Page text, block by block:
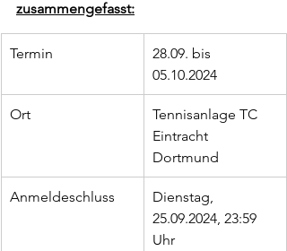
zusammengefasst:
Termin
28.09. bis
05.10.2024
Ort
Tennisanlage TC
Eintracht
Dortmund
Anmeldeschluss
Dienstag,
25.09.2024, 23:59
Uhr